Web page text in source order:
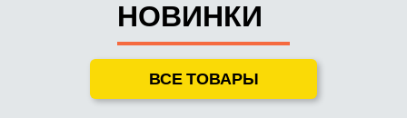
НОВИНКИ
ВСЕ ТОВАРЫ